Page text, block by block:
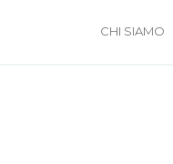
CHI SIAMO